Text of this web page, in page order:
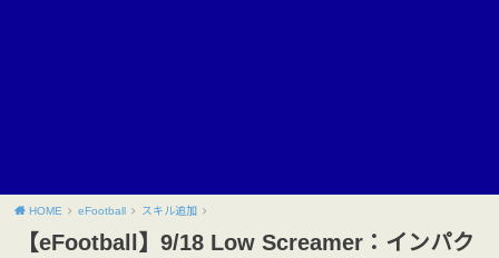
HOME eFootball スキル追加
【eFootball】9/18 Low Screamer：インパク